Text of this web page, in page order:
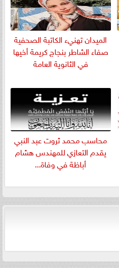
الميدان تهنيء الكاتبة الصحفية
صفاء الشاطر بنجاج كريمة أخيها
في الثانوية العامة
​محاسب محمد ثروت عبد النبي
يقدم التعازي للمهندس هشام
أباظة في وفاة...